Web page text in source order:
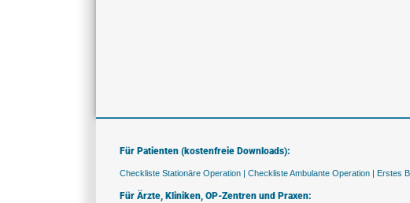
Für Patienten (kostenfreie Downloads):
Checkliste Stationäre Operation | Checkliste Ambulante Operation | Erstes
Für Ärzte, Kliniken, OP-Zentren und Praxen: